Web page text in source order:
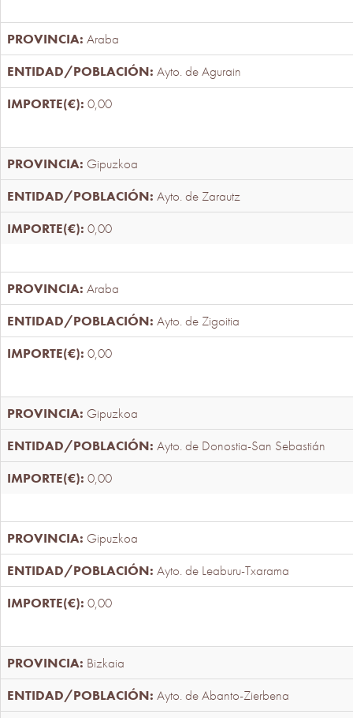
Araba
Ayto. de Agurain
0,00
Gipuzkoa
Ayto. de Zarautz
0,00
Araba
Ayto. de Zigoitia
0,00
Gipuzkoa
Ayto. de Donostia-San Sebastián
0,00
Gipuzkoa
Ayto. de Leaburu-Txarama
0,00
Bizkaia
Ayto. de Abanto-Zierbena